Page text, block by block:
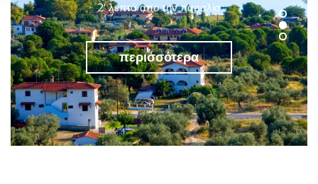
2' λεπτά απο την παραλία
περισσότερα